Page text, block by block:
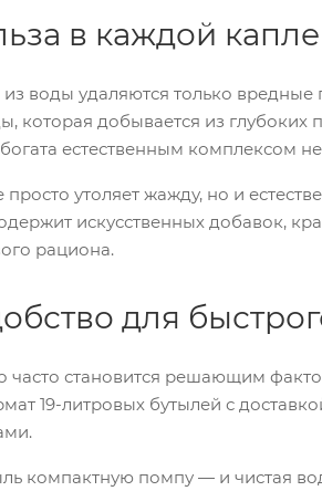
в каждой капле
воды удаляются только
которая добывается из
естественным комплексом
просто утоляет жажду, но и
искусственных добавок,
рациона.
для
часто становится решающим
19-литровых бутылей с
компактную помпу — и чистая